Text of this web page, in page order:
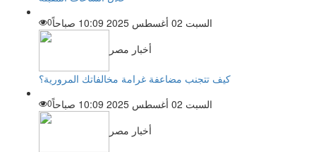
السبت 02 أغسطس 2025 10:09 صباحاً
0
أخبار مصر
كيف تتجنب مضاعفة غرامة مخالفاتك المرورية؟
السبت 02 أغسطس 2025 10:09 صباحاً
0
أخبار مصر